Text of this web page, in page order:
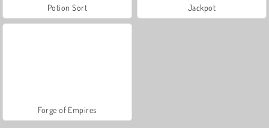
Potion Sort Jackpot
Forge of Empires